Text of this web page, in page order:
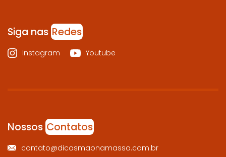
Siga nas Redes
Instagram Youtube
Nossos Contatos
contato@dicasmaonamassa.com.br